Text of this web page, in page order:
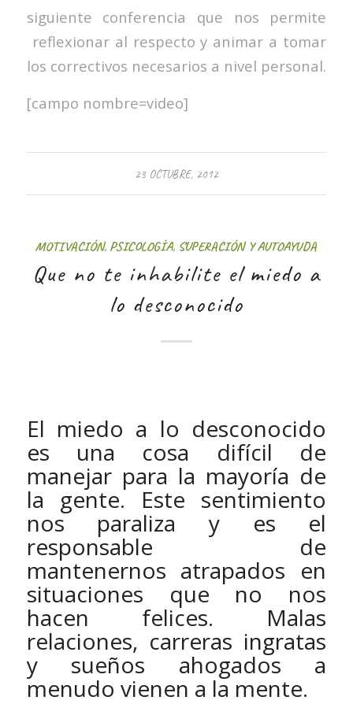
siguiente conferencia que nos permite
reflexionar al respecto y animar a tomar
los correctivos necesarios a nivel personal.
[campo nombre=video]
23 OCTUBRE, 2012
MOTIVACIÓN, PSICOLOGÍA, SUPERACIÓN Y AUTOAYUDA
Que no te inhabilite el miedo a
lo desconocido
El miedo a lo desconocido
es una cosa difícil de
manejar para la mayoría de
la gente. Este sentimiento
nos paraliza y es el
responsable de
mantenernos atrapados en
situaciones que no nos
hacen felices. Malas
relaciones, carreras ingratas
y sueños ahogados a
menudo vienen a la mente.